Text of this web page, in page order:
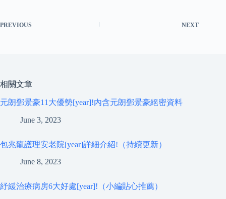
PREVIOUS NEXT
相關文章
元朗鄧景豪11大優勢[year]!內含元朗鄧景豪絕密資料
June 3, 2023
包兆龍護理安老院[year]詳細介紹!（持續更新）
June 8, 2023
紓緩治療病房6大好處[year]!（小編貼心推薦）